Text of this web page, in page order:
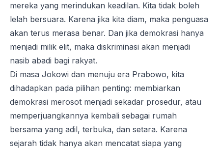
mereka yang merindukan keadilan. Kita tidak boleh
lelah bersuara. Karena jika kita diam, maka penguasa
akan terus merasa benar. Dan jika demokrasi hanya
menjadi milik elit, maka diskriminasi akan menjadi
nasib abadi bagi rakyat.
Di masa Jokowi dan menuju era Prabowo, kita
dihadapkan pada pilihan penting: membiarkan
demokrasi merosot menjadi sekadar prosedur, atau
memperjuangkannya kembali sebagai rumah
bersama yang adil, terbuka, dan setara. Karena
sejarah tidak hanya akan mencatat siapa yang